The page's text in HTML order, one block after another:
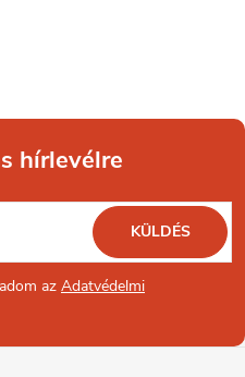
hírlevélre
az Adatvédelmi
KÜLDÉS